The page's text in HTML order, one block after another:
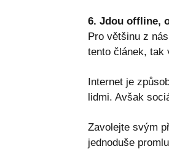
6. Jdou offline,
Pro většinu z
tento článek, tak
Internet je
lidmi. Avšak
Zavolejte svým
jednoduše